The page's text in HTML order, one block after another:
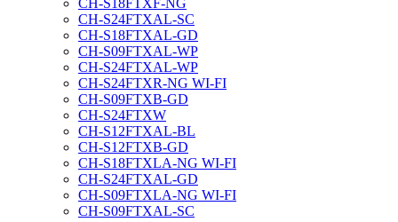
CH-S18FTXF-NG
CH-S24FTXAL-SC
CH-S18FTXAL-GD
CH-S09FTXAL-WP
CH-S24FTXAL-WP
CH-S24FTXR-NG WI-FI
CH-S09FTXB-GD
CH-S24FTXW
CH-S12FTXAL-BL
CH-S12FTXB-GD
CH-S18FTXLA-NG WI-FI
CH-S24FTXAL-GD
CH-S09FTXLA-NG WI-FI
CH-S09FTXAL-SC